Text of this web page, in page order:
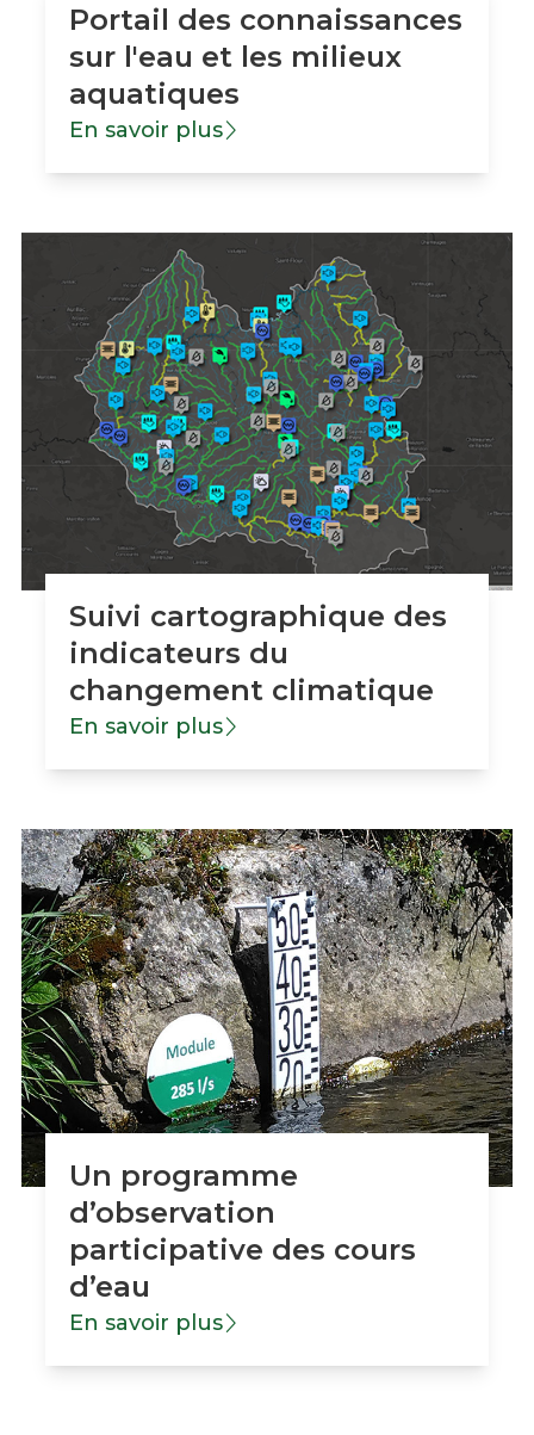
Portail des connaissances
sur l'eau et les milieux
aquatiques
En savoir plus
Suivi cartographique des
indicateurs du
changement climatique
En savoir plus
Un programme
d’observation
participative des cours
d’eau
En savoir plus